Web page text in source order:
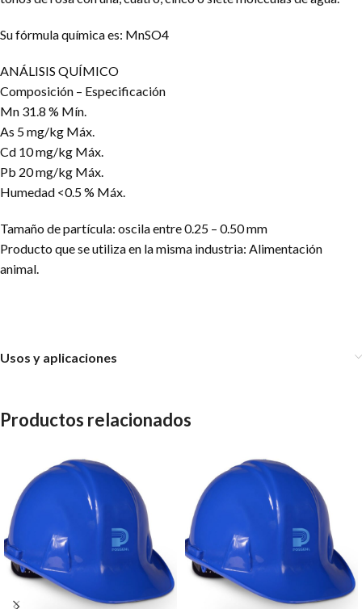
Su fórmula química es: MnSO4
ANÁLISIS QUÍMICO
Composición – Especificación
Mn 31.8 % Mín.
As 5 mg/kg Máx.
Cd 10 mg/kg Máx.
Pb 20 mg/kg Máx.
Humedad <0.5 % Máx.
Tamaño de partícula: oscila entre 0.25 – 0.50 mm
Producto que se utiliza en la misma industria: Alimentación
animal.
Usos y aplicaciones
Productos relacionados